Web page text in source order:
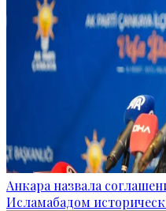
Анкара назвала
Исламабадом